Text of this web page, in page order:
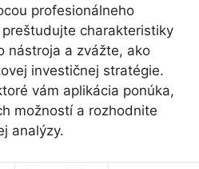
profesionálneho
charakteristiky
nástroja a zvážte, ako
investičnej stratégie.
vám aplikácia ponúka,
možností a rozhodnite
analýzy.